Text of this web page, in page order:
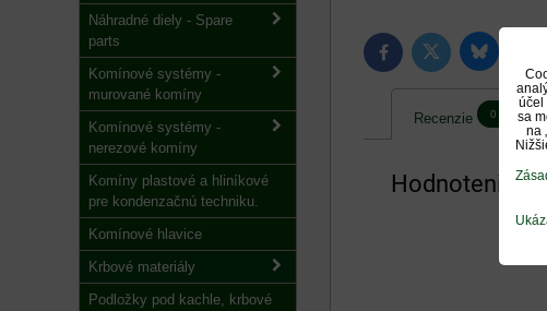
FacebookTwitter Bluesky
Recenzie 0
Hodnotenie
Náhradné diely - Spare
parts
Komínové systémy -
murované komíny
Komínové systémy -
nerezové komíny
Komíny plastové a hliníkové
pre kondenzačnú techniku.
Komínové hlavice
Krbové materiály
Podložky pod kachle, krbové
účel
sa
na